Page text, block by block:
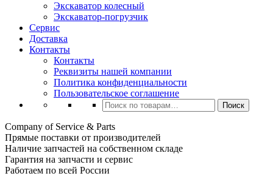
Экскаватор колесный
Экскаватор-погрузчик
Сервис
Доставка
Контакты
Контакты
Реквизиты нашей компании
Политика конфиденциальности
Пользовательское соглашение
Искать:
Поиск
Company of Service & Parts
Прямые поставки от производителей
Наличие запчастей на собственном складе
Гарантия на запчасти и сервис
Работаем по всей России